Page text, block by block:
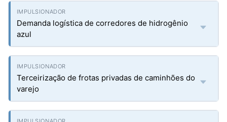
Demanda logística de corredores de hidrogênio
azul
Terceirização de frotas privadas de caminhões do
varejo